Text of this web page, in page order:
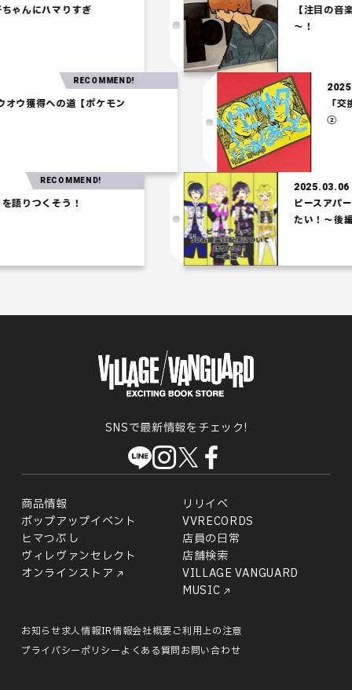
んにハマりすぎ
【注目の音楽
～！
ウオウ獲得への道【ポケモン
RECOMMEND!
「
りつくそう！
RECOMMEND!
2025.03.06
ピースアパー
たい！～後編～
SNSで最新情報をチェック!
商品情報
リリイベ
ポップアップイベント
VVRECORDS
ヒマつぶし
店員の日常
ヴィレヴァンセレクト
店舗検索
オンラインストア
VILLAGE VANGUARD
MUSIC
お知らせ求人情報IR情報会社概要ご利用上の注意
プライバシーポリシーよくある質問お問い合わせ